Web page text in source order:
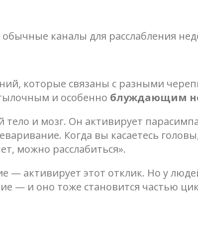
обычные каналы для расслабления
которые связаны с разными
и особенно блуждающим
и мозг. Он активирует
Когда вы касаетесь
можно расслабиться».
— активирует этот отклик. Но у
— и оно тоже становится частью